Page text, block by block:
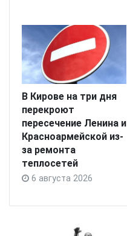
В Кирове на три дня
перекроют
пересечение Ленина и
Красноармейской из-
за ремонта
теплосетей
6 августа 2026